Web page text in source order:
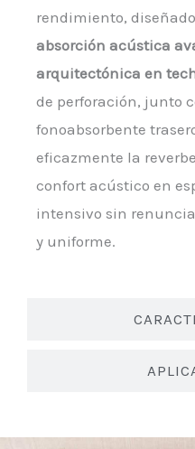
rendimiento,
absorción acústica
arquitectónica en
de perforación, junto
fonoabsorbente
eficazmente la
confort acústico en
intensivo sin
y uniforme.